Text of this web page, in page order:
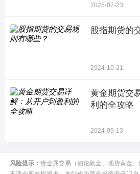
2025-07-23
股指期货的
2024-10-21
黄金期货交
利的全攻略
2024-09-13
风险提示： 贵金属交易（如伦敦金、现货黄金